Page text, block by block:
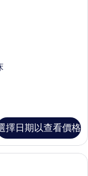
擇日期以查看價格
260 | 低過敏寢具、